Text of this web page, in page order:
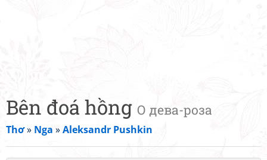
Bên đoá hồng О дева-роза
Thơ» Nga »Aleksandr Pushkin